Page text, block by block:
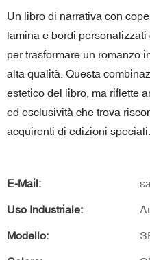
Un libro di narrativa con
lamina e bordi
per trasformare un romanzo
alta qualità. Questa
estetico del libro, ma riflette
ed esclusività che trova
acquirenti di edizioni speciali.
E-Mail:
Uso Industriale:
Modello: